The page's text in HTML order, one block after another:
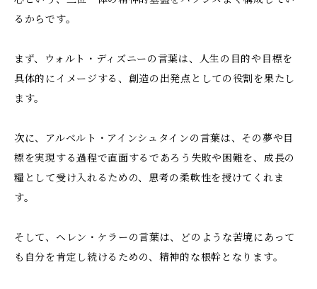
るからです。
まず、ウォルト・ディズニーの言葉は、人生の目的や目標を
具体的にイメージする、創造の出発点としての役割を果たし
ます。
次に、アルベルト・アインシュタインの言葉は、その夢や目
標を実現する過程で直面するであろう失敗や困難を、成長の
糧として受け入れるための、思考の柔軟性を授けてくれま
す。
そして、ヘレン・ケラーの言葉は、どのような苦境にあって
も自分を肯定し続けるための、精神的な根幹となります。